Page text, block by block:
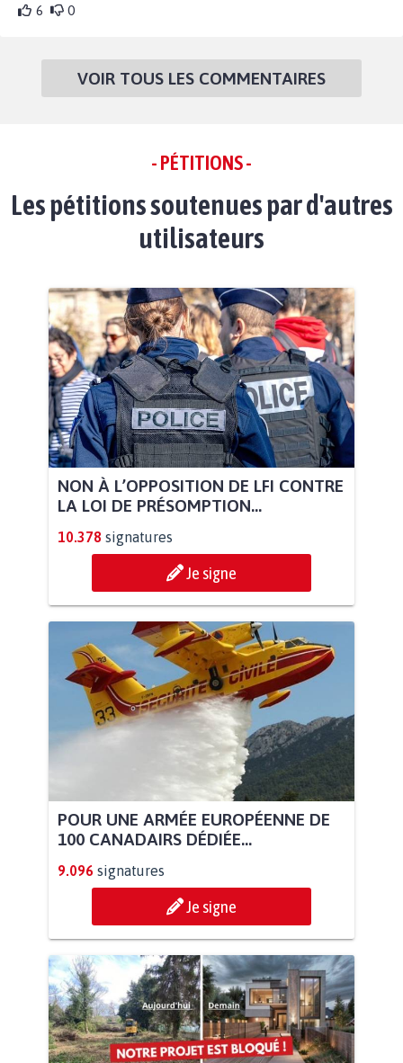
6 0
VOIR TOUS LES COMMENTAIRES
- PÉTITIONS -
Les pétitions soutenues par d'autres
utilisateurs
NON À L’OPPOSITION DE LFI CONTRE
LA LOI DE PRÉSOMPTION...
10.378 signatures
Je signe
POUR UNE ARMÉE EUROPÉENNE DE
100 CANADAIRS DÉDIÉE...
9.096 signatures
Je signe